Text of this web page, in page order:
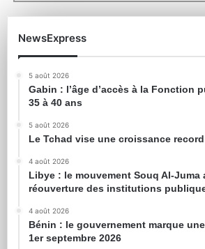
NewsExpress
5 août 2026
Gabin : l’âge d’accès à la Fonction
35 à 40 ans
5 août 2026
Le Tchad vise une croissance record
4 août 2026
Libye : le mouvement Souq Al-Juma
réouverture des institutions
4 août 2026
Bénin : le gouvernement marque
1er septembre 2026